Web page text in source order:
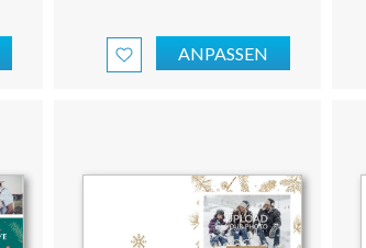
ANPASSEN